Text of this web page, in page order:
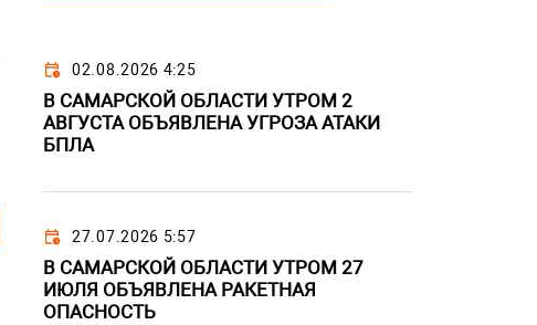
02.08.2026 4:25
В САМАРСКОЙ ОБЛАСТИ УТРОМ 2
АВГУСТА ОБЪЯВЛЕНА УГРОЗА АТАКИ
БПЛА
27.07.2026 5:57
В САМАРСКОЙ ОБЛАСТИ УТРОМ 27
ИЮЛЯ ОБЪЯВЛЕНА РАКЕТНАЯ
ОПАСНОСТЬ